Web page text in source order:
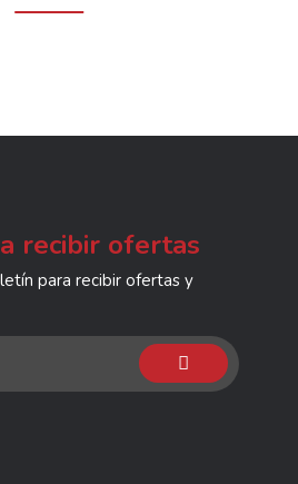
recibir ofertas
para recibir ofertas y